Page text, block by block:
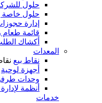
حلول
حلول خاصة
إدارة
قائمة طعام
أكشاك
المعدات
نقاط بيع
أجهزة لوحية
وحدات
أنظمة
خدمات